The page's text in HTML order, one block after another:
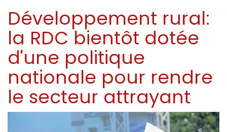
Développement rural:
la RDC bientôt dotée
d'une politique
nationale pour rendre
le secteur attrayant